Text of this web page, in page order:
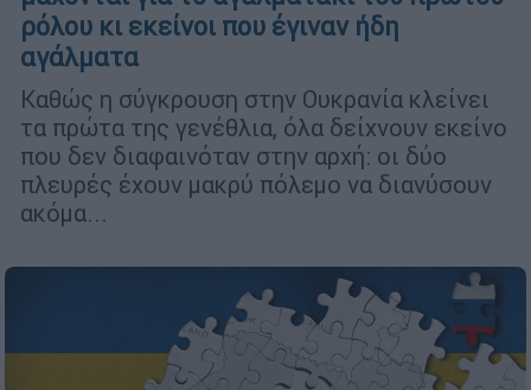
ρόλου κι εκείνοι που έγιναν ήδη
αγάλματα
Καθώς η σύγκρουση στην Ουκρανία κλείνει
τα πρώτα της γενέθλια, όλα δείχνουν εκείνο
που δεν διαφαινόταν στην αρχή: οι δύο
πλευρές έχουν μακρύ πόλεμο να διανύσουν
ακόμα...